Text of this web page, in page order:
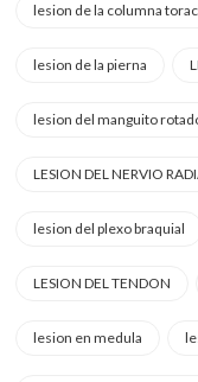
lesion de la columna
lesion de la pierna
lesion del manguito
LESION DEL NERVIO
lesion del plexo braquial
LESION DEL TENDON
lesion en medula